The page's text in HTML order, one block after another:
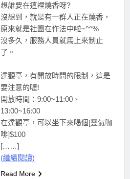
想誰要在這裡燒香呀?
沒想到，就是有一群人正在燒香，
原來就是社團在作法中啦~^^%
沒多久，服務人員就馬上來制止
了。
達觀亭，有開放時間的限制，這是
要注意的喔!
開放時間：9:00~11:00、
13:00~16:00
在達觀亭，可以坐下來喝個[靈氣咖
啡]$100
[……]
(繼續閱讀)
Read More